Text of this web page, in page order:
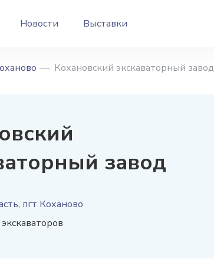
Новости Выставки
Кохановский экскаваторный завод
завод
пгт Коханово